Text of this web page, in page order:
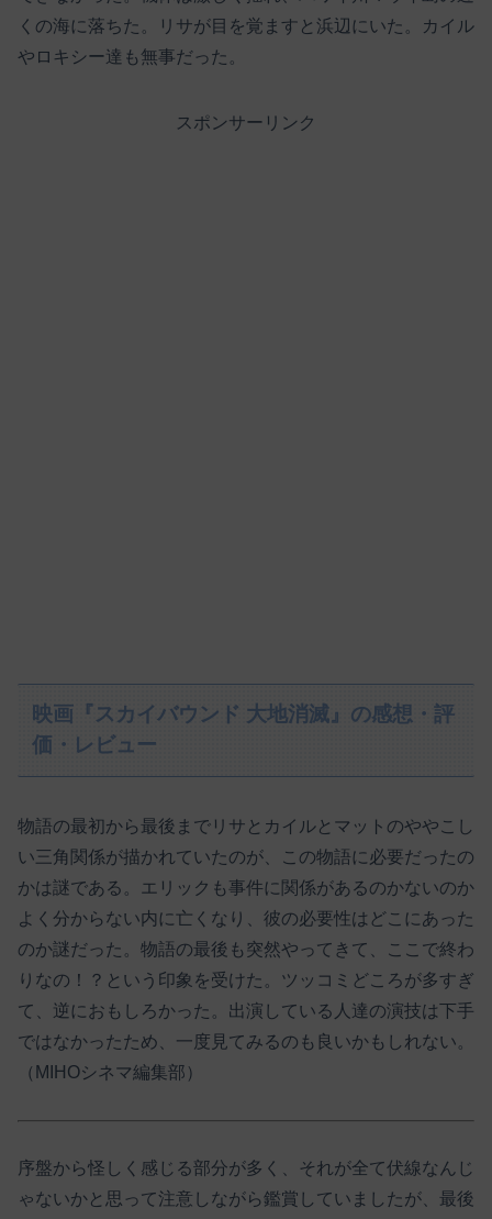
くの海に落ちた。リサが目を覚ますと浜辺にいた。カイル
やロキシー達も無事だった。
スポンサーリンク
映画『スカイバウンド 大地消滅』の感想・評
価・レビュー
物語の最初から最後までリサとカイルとマットのややこし
い三角関係が描かれていたのが、この物語に必要だったの
かは謎である。エリックも事件に関係があるのかないのか
よく分からない内に亡くなり、彼の必要性はどこにあった
のか謎だった。物語の最後も突然やってきて、ここで終わ
りなの！？という印象を受けた。ツッコミどころが多すぎ
て、逆におもしろかった。出演している人達の演技は下手
ではなかったため、一度見てみるのも良いかもしれない。
（MIHOシネマ編集部）
序盤から怪しく感じる部分が多く、それが全て伏線なんじ
ゃないかと思って注意しながら鑑賞していましたが、最後